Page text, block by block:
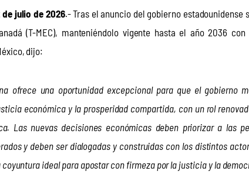
julio de 2026.- Tras el anuncio del gobierno
(T-MEC), manteniéndolo vigente hasta el año 2036
dijo:
ofrece una oportunidad excepcional para que el gobierno
económica y la prosperidad compartida, con un rol
Las nuevas decisiones económicas deben priorizar a las
y deben ser dialogadas y construidas con los distintos
ideal para apostar con firmeza por la justicia y la